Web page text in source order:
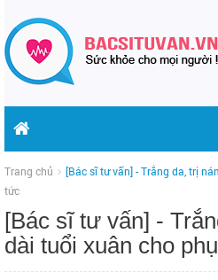
Trang chủ [Bác sĩ tư vấn] - Trắng da, trị
tức
[Bác sĩ tư vấn] -
dài tuổi xuân cho